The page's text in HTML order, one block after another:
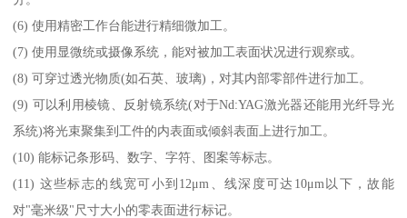
(6) 使用精密工作台能进行精细微加工。
(7) 使用显微统或摄像系统，能对被加工表面状况进行观察或。
(8) 可穿过透光物质(如石英、玻璃)，对其内部零部件进行加工。
(9) 可以利用棱镜、反射镜系统(对于Nd:YAG激光器还能用光纤导光
系统)将光束聚集到工件的内表面或倾斜表面上进行加工。
(10) 能标记条形码、数字、字符、图案等标志。
(11) 这些标志的线宽可小到12μm、线深度可达10μm以下，故能
对"毫米级"尺寸大小的零表面进行标记。